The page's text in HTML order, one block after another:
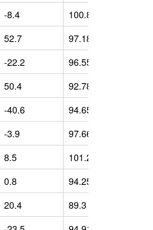
-8.4 100.88
52.7 97.18
-22.2 96.55
50.4 92.78
-40.6 94.65
-3.9 97.66
8.5 101.23
0.8 94.25
20.4 89.3